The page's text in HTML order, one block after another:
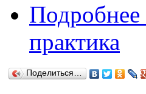
Подробнее
практика
Поделиться…